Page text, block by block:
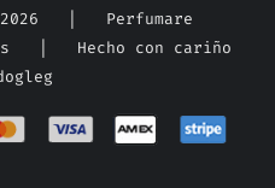
2026 | Perfumare
| Hecho con cariño